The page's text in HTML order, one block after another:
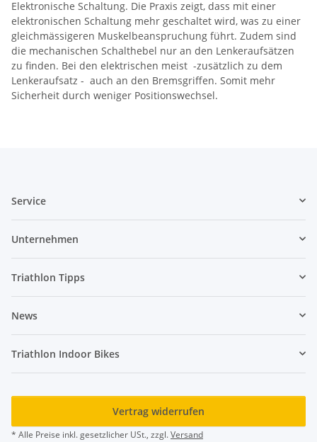
Elektronische Schaltung. Die Praxis zeigt, dass mit einer
elektronischen Schaltung mehr geschaltet wird, was zu einer
gleichmässigeren Muskelbeanspruchung führt. Zudem sind
die mechanischen Schalthebel nur an den Lenkeraufsätzen
zu finden. Bei den elektrischen meist -zusätzlich zu dem
Lenkeraufsatz - auch an den Bremsgriffen. Somit mehr
Sicherheit durch weniger Positionswechsel.
Service
Unternehmen
Triathlon Tipps
News
Triathlon Indoor Bikes
Vertrag widerrufen
* Alle Preise inkl. gesetzlicher USt., zzgl.Versand